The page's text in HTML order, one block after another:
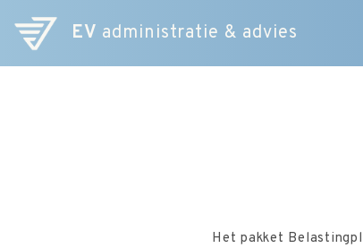
EV administratie & advies
Het pakket